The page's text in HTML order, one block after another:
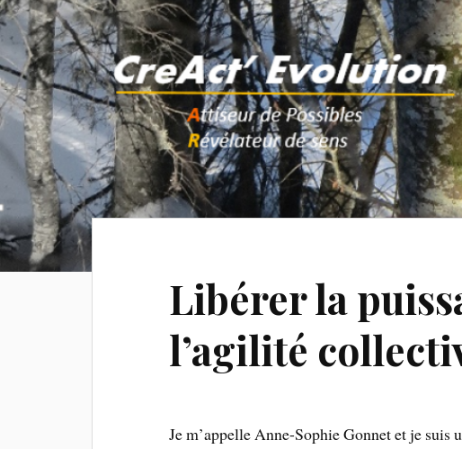
Libérer la
l’agilité
Je m’appelle Anne-Sophie Gonnet et je suis